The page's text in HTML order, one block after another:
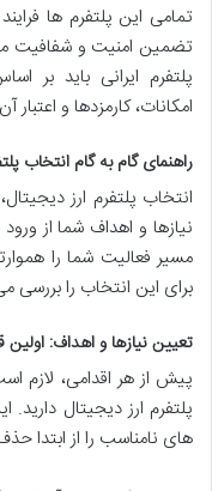
تمامی این پلتفرم ها
تضمین امنیت و شفافیت
پلتفرم ایرانی باید بر
امکانات، کارمزدها و
راهنمای گام به گام انتخاب
انتخاب پلتفرم ارز
نیازها و اهداف شما از
مسیر فعالیت شما را
برای این انتخاب را بررسی
تعیین نیازها و اهداف: اولین
پیش از هر اقدامی،
پلتفرم ارز دیجیتال
های نامناسب را از ابتدا